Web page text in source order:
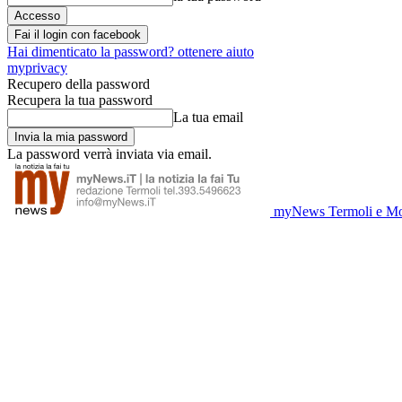
Fai il login con facebook
Hai dimenticato la password? ottenere aiuto
myprivacy
Recupero della password
Recupera la tua password
La tua email
La password verrà inviata via email.
myNews Termoli e